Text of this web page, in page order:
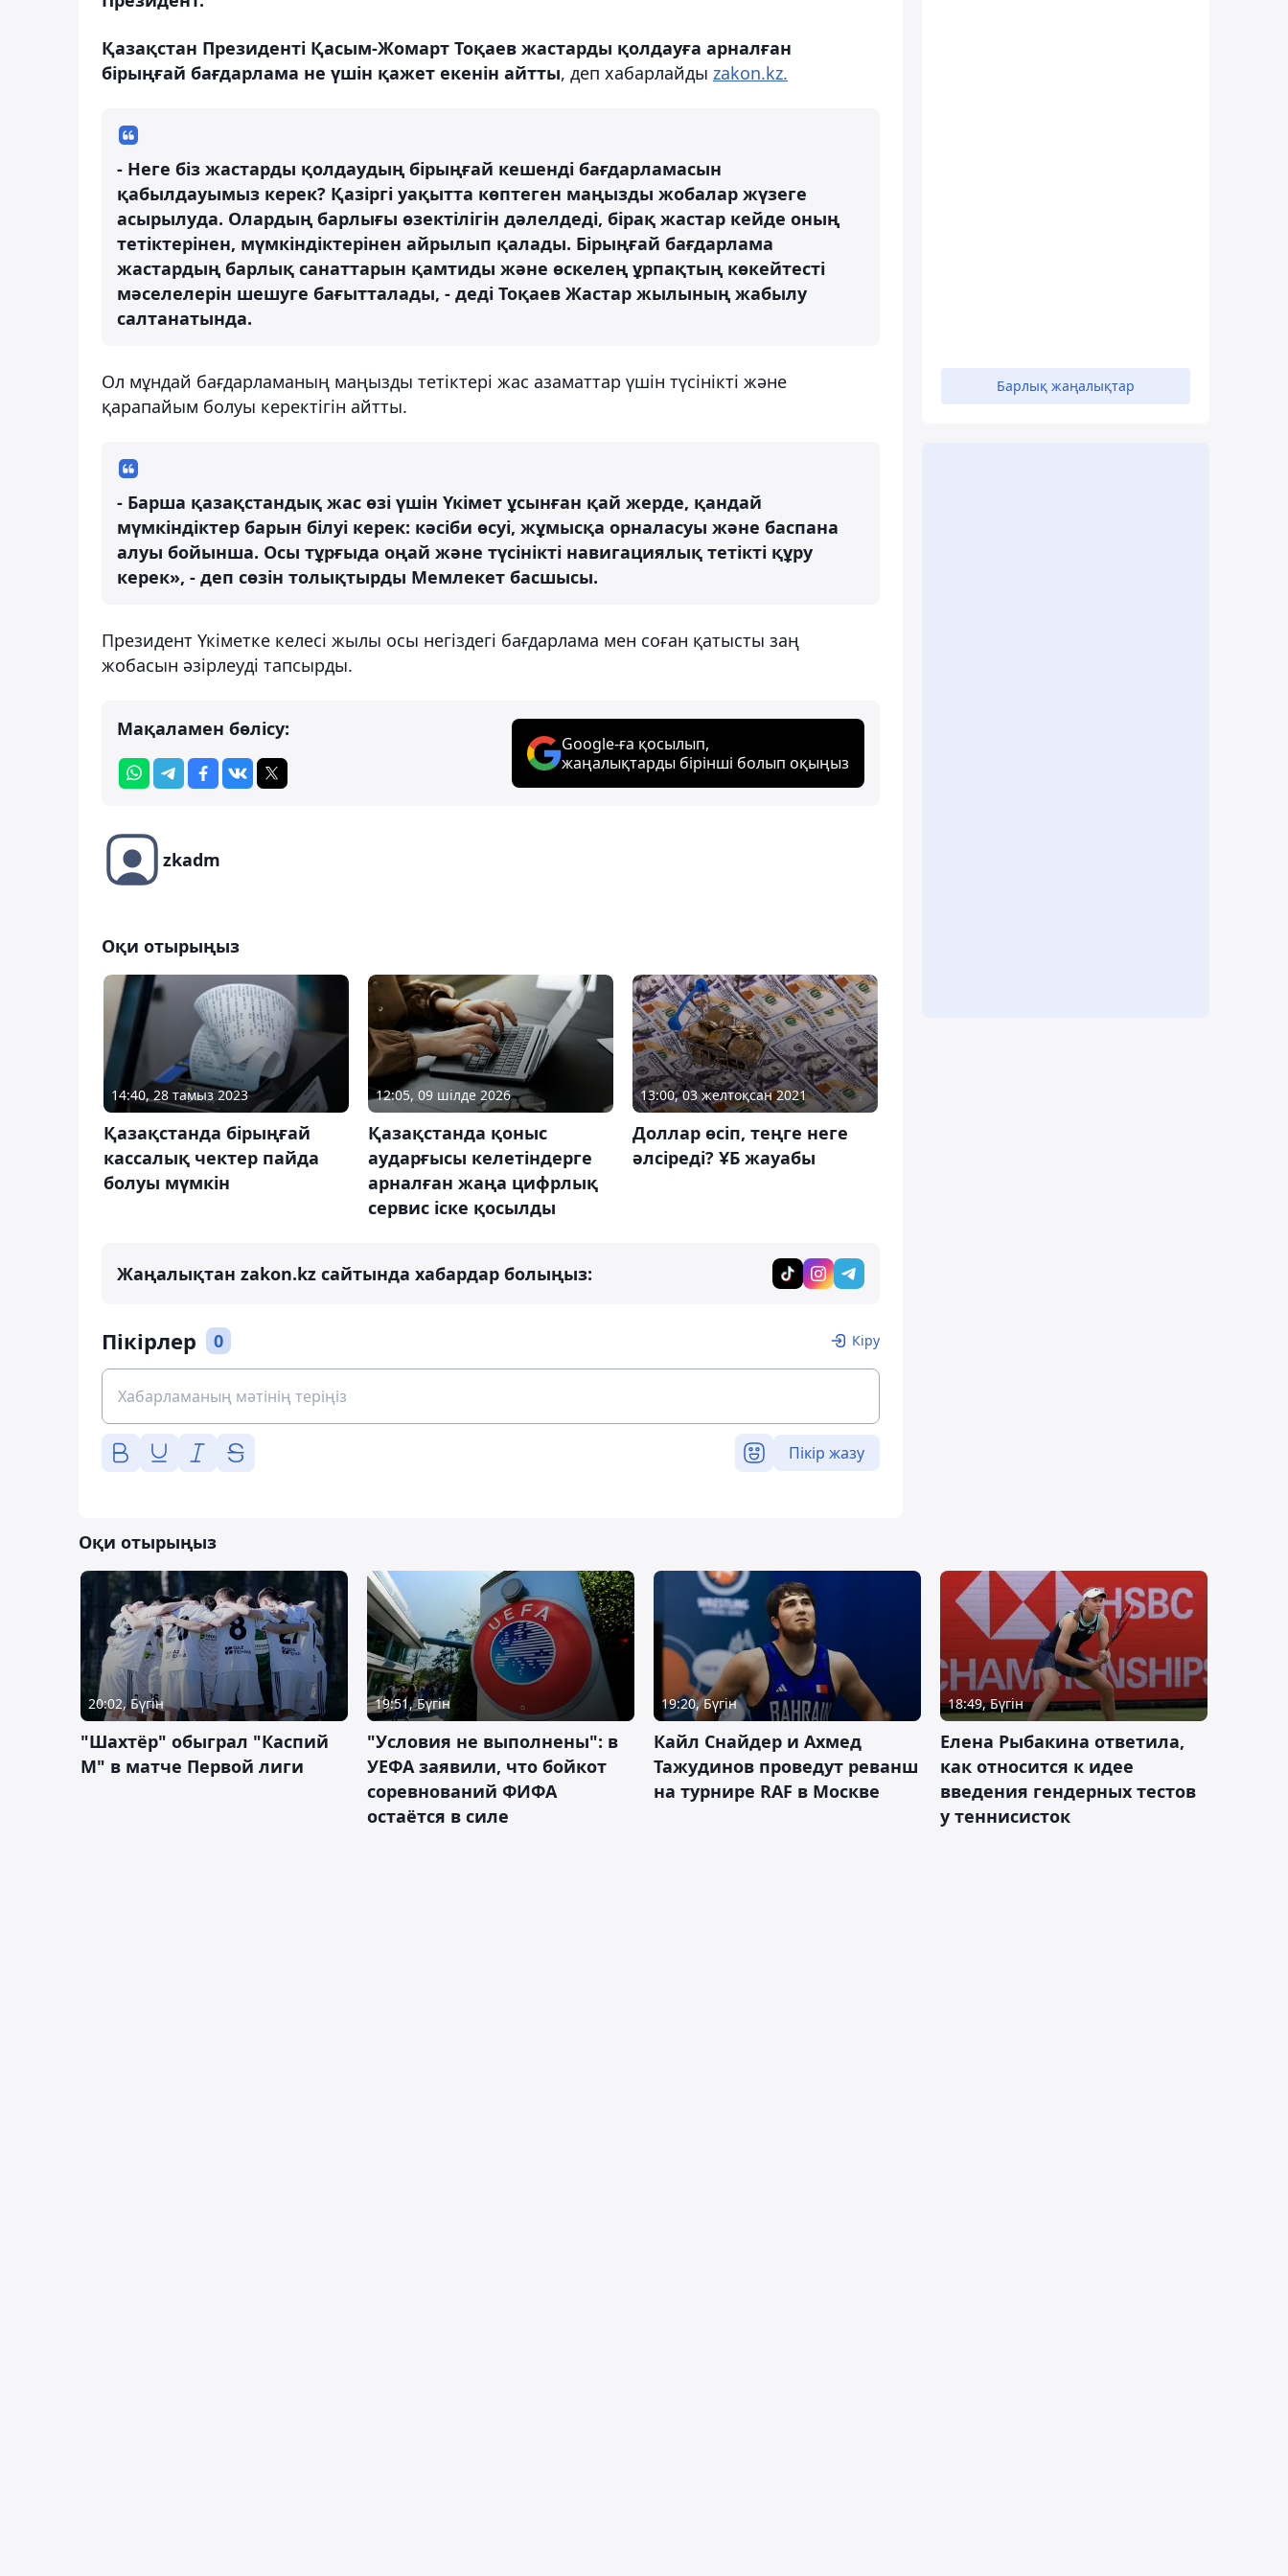
Қазақстан Президенті Қасым-Жомарт Тоқаев жастарды қолдауға арналған
бірыңғай бағдарлама не үшін қажет екенін айтты, деп хабарлайды zakon.kz.
- Неге біз жастарды қолдаудың бірыңғай кешенді бағдарламасын
қабылдауымыз керек? Қазіргі уақытта көптеген маңызды жобалар жүзеге
асырылуда. Олардың барлығы өзектілігін дәлелдеді, бірақ жастар кейде оның
тетіктерінен, мүмкіндіктерінен айрылып қалады. Бірыңғай бағдарлама
жастардың барлық санаттарын қамтиды және өскелең ұрпақтың көкейтесті
мәселелерін шешуге бағытталады, - деді Тоқаев Жастар жылының жабылу
салтанатында.
Ол мұндай бағдарламаның маңызды тетіктері жас азаматтар үшін түсінікті және
қарапайым болуы керектігін айтты.
- Барша қазақстандық жас өзі үшін Үкімет ұсынған қай жерде, қандай
мүмкіндіктер барын білуі керек: кәсіби өсуі, жұмысқа орналасуы және баспана
алуы бойынша. Осы тұрғыда оңай және түсінікті навигациялық тетікті құру
керек», - деп сөзін толықтырды Мемлекет басшысы.
Президент Үкіметке келесі жылы осы негіздегі бағдарлама мен соған қатысты заң
жобасын әзірлеуді тапсырды.
Мақаламен бөлісу:
Google-ға қосылып,
жаңалықтарды бірінші болып оқыңыз
zkadm
Оқи отырыңыз
14:40, 28 тамыз 2023
Қазақстанда бірыңғай
кассалық чектер пайда
болуы мүмкін
12:05, 09 шілде 2026
Қазақстанда қоныс
аударғысы келетіндерге
арналған жаңа цифрлық
сервис іске қосылды
13:00, 03 желтоқсан 2021
Доллар өсіп, теңге неге
әлсіреді? ҰБ жауабы
Жаңалықтан zakon.kz сайтында хабардар болыңыз:
Пікірлер 0 Кіру
Пікір жазу
Барлық жаңалықтар
Оқи отырыңыз
20:02, Бүгін
"Шахтёр" обыграл "Каспий
М" в матче Первой лиги
19:51, Бүгін
"Условия не выполнены": в
УЕФА заявили, что бойкот
соревнований ФИФА
остаётся в силе
19:20, Бүгін
Кайл Снайдер и Ахмед
Тажудинов проведут реванш
на турнире RAF в Москве
18:49, Бүгін
Елена Рыбакина ответила,
как относится к идее
введения гендерных тестов
у теннисисток